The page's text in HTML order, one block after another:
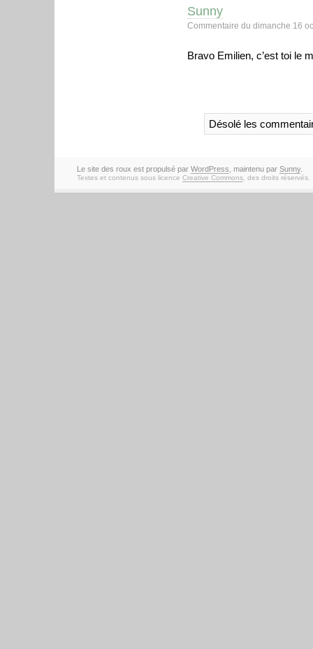
Sunny
Commentaire du dimanche 16
Bravo Emilien, c’est toi le
Désolé les
Le site des roux est propulsé par WordPress , maintenu par Sunny.
Textes et contenus sous licence Creative Commons, des droits réservés.